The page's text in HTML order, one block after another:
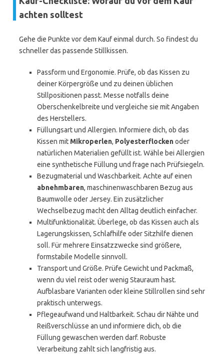
achten solltest
Gehe die Punkte vor dem Kauf einmal durch. So findest du
schneller das passende Stillkissen.
Passform und Ergonomie. Prüfe, ob das Kissen zu
deiner Körpergröße und zu deinen üblichen
Stillpositionen passt. Messe notfalls deine
Oberschenkelbreite und vergleiche sie mit Angaben
des Herstellers.
Füllungsart und Allergien. Informiere dich, ob das
Kissen mit Mikroperlen, Polyesterflockenoder
natürlichen Materialien gefüllt ist. Wähle bei Allergien
eine synthetische Füllung und frage nach Prüfsiegeln.
Bezugmaterial und Waschbarkeit. Achte auf einen
abnehmbaren, maschinenwaschbaren Bezug aus
Baumwolle oder Jersey. Ein zusätzlicher
Wechselbezug macht den Alltag deutlich einfacher.
Multifunktionalität. Überlege, ob das Kissen auch als
Lagerungskissen, Schlafhilfe oder Sitzhilfe dienen
soll. Für mehrere Einsatzzwecke sind größere,
formstabile Modelle sinnvoll.
Transport und Größe. Prüfe Gewicht und Packmaß,
wenn du viel reist oder wenig Stauraum hast.
Aufblasbare Varianten oder kleine Stillrollen sind sehr
praktisch unterwegs.
Pflegeaufwand und Haltbarkeit. Schau dir Nähte und
Reißverschlüsse an und informiere dich, ob die
Füllung gewaschen werden darf. Robuste
Verarbeitung zahlt sich langfristig aus.